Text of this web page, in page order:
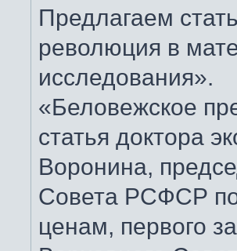
Предлагаем
революция в
исследования».
«Беловежское
статья доктора
Воронина,
Совета РСФСР
ценам, первого